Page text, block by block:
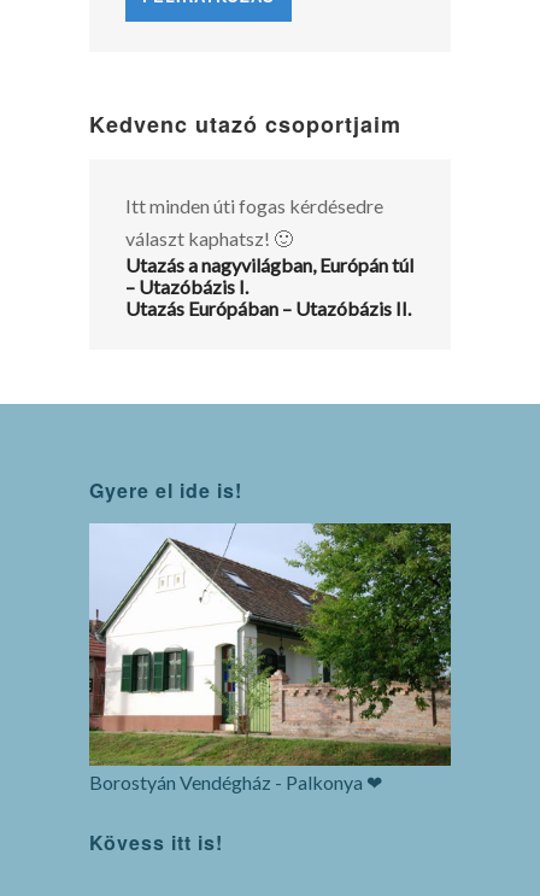
Kedvenc utazó csoportjaim
Itt minden úti fogas kérdésedre
választ kaphatsz! 🙂
Utazás a nagyvilágban, Európán túl
– Utazóbázis I.
Utazás Európában – Utazóbázis II.
Gyere el ide is!
Borostyán Vendégház - Palkonya ❤
Kövess itt is!